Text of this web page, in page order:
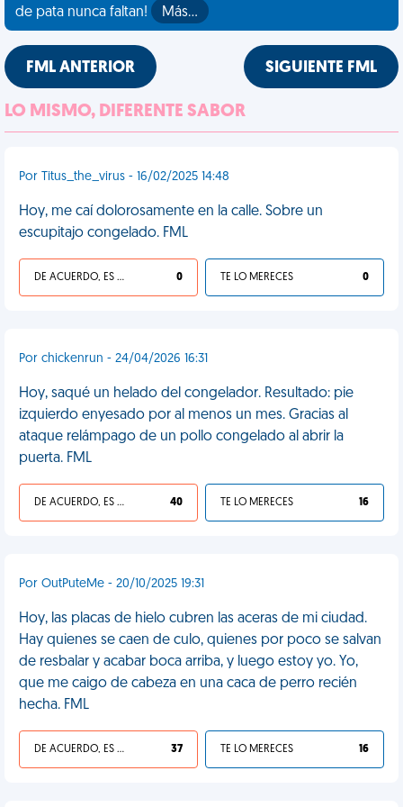
de pata nunca faltan! Más…
FML ANTERIOR SIGUIENTE FML
LO MISMO, DIFERENTE SABOR
Por Titus_the_virus - 16/02/2025 14:48
Hoy, me caí dolorosamente en la calle. Sobre un
escupitajo congelado. FML
DE ACUERDO, ES UNA VIDA HP 0 TE LO MERECES 0
Por chickenrun - 24/04/2026 16:31
Hoy, saqué un helado del congelador. Resultado: pie
izquierdo enyesado por al menos un mes. Gracias al
ataque relámpago de un pollo congelado al abrir la
puerta. FML
DE ACUERDO, ES UNA VIDA HP 40 TE LO MERECES 16
Por OutPuteMe - 20/10/2025 19:31
Hoy, las placas de hielo cubren las aceras de mi ciudad.
Hay quienes se caen de culo, quienes por poco se salvan
de resbalar y acabar boca arriba, y luego estoy yo. Yo,
que me caigo de cabeza en una caca de perro recién
hecha. FML
DE ACUERDO, ES UNA VIDA HP 37 TE LO MERECES 16